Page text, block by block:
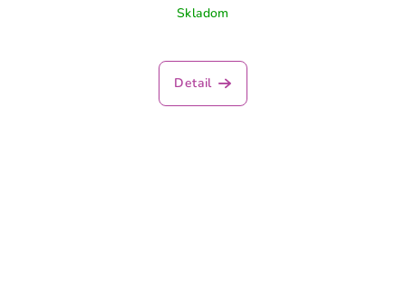
Skladom
Detail